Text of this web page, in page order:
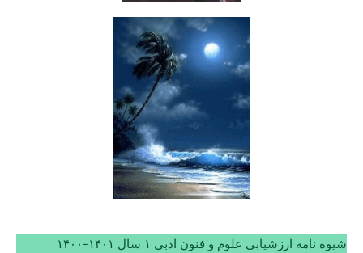
شیوه نامه ارزشیابی علوم و فنون ادبی ۱ سال ۱۴۰۱-۱۴۰۰